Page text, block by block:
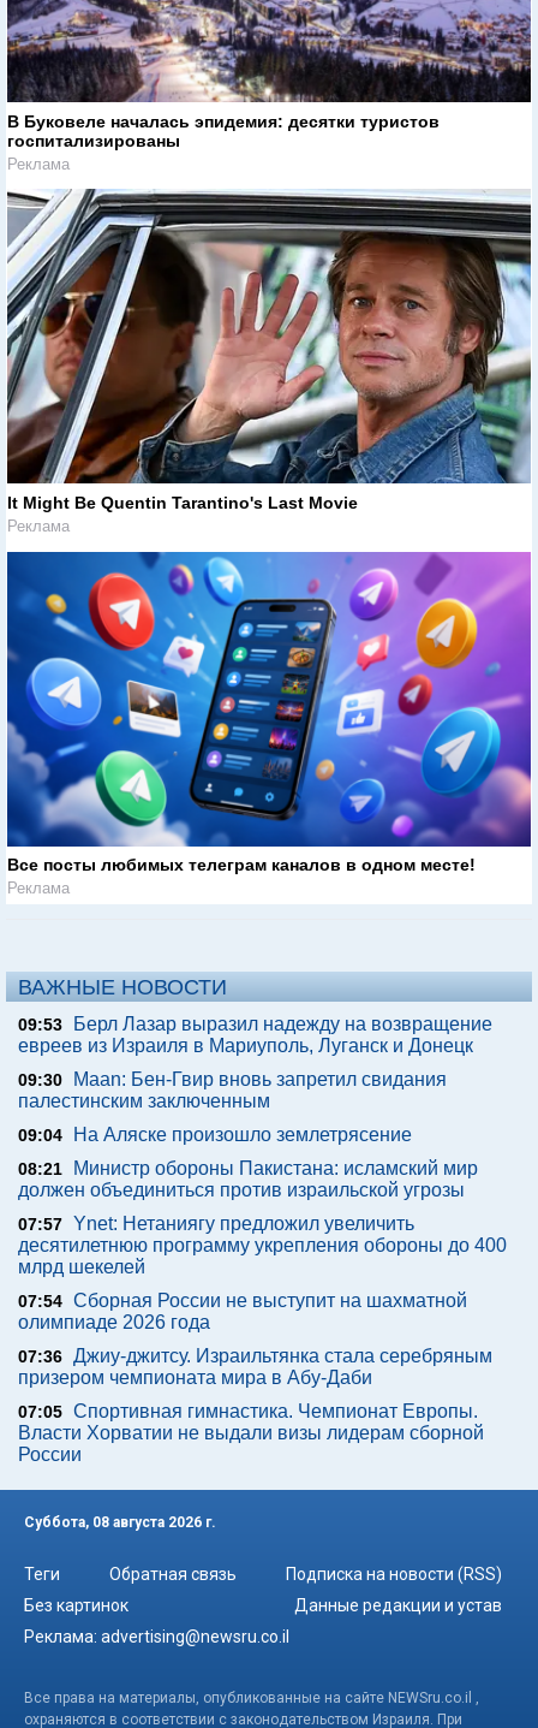
В Буковеле началась эпидемия: десятки туристов
госпитализированы
Реклама
It Might Be Quentin Tarantino's Last Movie
Реклама
Все посты любимых телеграм каналов в одном месте!
Реклама
ВАЖНЫЕ НОВОСТИ
09:53
Берл Лазар выразил надежду на возвращение
евреев из Израиля в Мариуполь, Луганск и Донецк
09:30
Maan: Бен-Гвир вновь запретил свидания
палестинским заключенным
09:04 На Аляске произошло землетрясение
08:21
Министр обороны Пакистана: исламский мир
должен объединиться против израильской угрозы
07:57 Ynet: Нетаниягу предложил увеличить
десятилетнюю программу укрепления обороны до 400
млрд шекелей
07:54 Сборная России не выступит на шахматной
олимпиаде 2026 года
07:36 Джиу-джитсу. Израильтянка стала серебряным
призером чемпионата мира в Абу-Даби
07:05 Спортивная гимнастика. Чемпионат Европы.
Власти Хорватии не выдали визы лидерам сборной
России
Суббота, 08 августа 2026 г.
Теги Обратная связь
Подписка на новости (RSS)
Без картинок
Данные редакции и устав
Реклама: advertising@newsru.co.il
Все права на материалы, опубликованные на сайте NEWSru.co.il ,
охраняются в соответствии с законодательством Израиля. При